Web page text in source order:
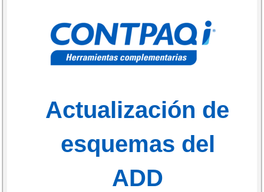
Actualización de
esquemas del
ADD